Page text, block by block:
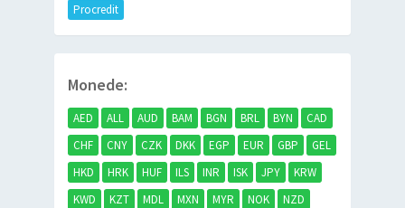
Procredit
Monede:
AED ALL AUD BAM BGN BRL BYN
CAD
CHF
CNY CZK DKK EGP EUR GBP
GEL
HKD
HRK HUF ILS INR ISK JPY
KRW
KWD
KZT MDL MXN MYR NOK
NZD